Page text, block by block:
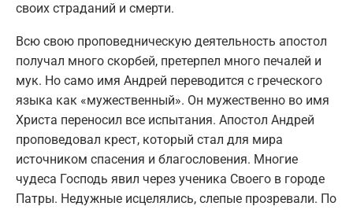
своих страданий и смерти.
Всю свою проповедническую деятельность апостол
получал много скорбей, претерпел много печалей и
мук. Но само имя Андрей переводится с греческого
языка как «мужественный». Он мужественно во имя
Христа переносил все испытания. Апостол Андрей
проповедовал крест, который стал для мира
источником спасения и благословения. Многие
чудеса Господь явил через ученика Своего в городе
Патры. Недужные исцелялись, слепые прозревали. По